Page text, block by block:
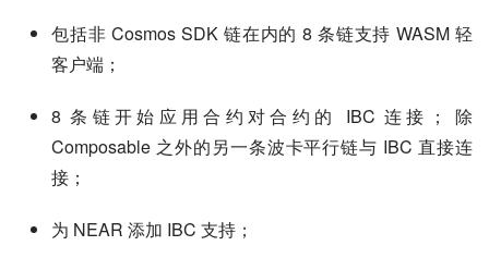
包括非 Cosmos SDK 链在内的 8 条链支持 WASM 轻
客户端；
8 条链开始应用合约对合约的 IBC 连接； 除
Composable 之外的另一条波卡平行链与 IBC 直接连
接；
为 NEAR 添加 IBC 支持；